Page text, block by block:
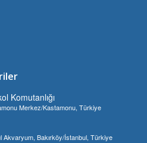
Komutanlığı
Merkez/Kastamonu, Türkiye
Akvaryum, Bakırköy/İstanbul, Türkiye